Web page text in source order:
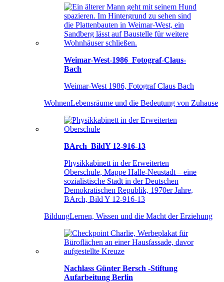
Weimar-West-1986_Fotograf-Claus-
Bach
Weimar-West 1986, Fotograf Claus Bach
WohnenLebensräume und die Bedeutung von Zuhause
BArch_BildY 12-916-13
Physikkabinett in der Erweiterten
Oberschule, Mappe Halle-Neustadt – eine
sozialistische Stadt in der Deutschen
Demokratischen Republik, 1970er Jahre,
BArch, Bild Y 12-916-13
BildungLernen, Wissen und die Macht der Erziehung
Nachlass Günter Bersch -Stiftung
Aufarbeitung Berlin